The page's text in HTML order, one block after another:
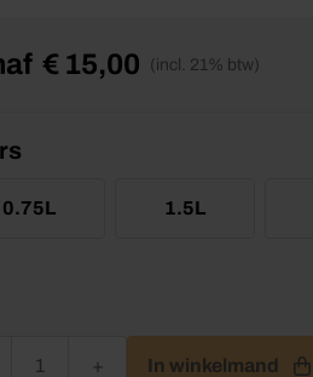
€ 15,00 (incl. 21% btw)
0.75L 1.5L
In winkelmand